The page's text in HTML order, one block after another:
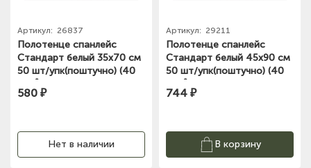
Артикул: 26837
Полотенце спанлейс
Стандарт белый 35х70 см
50 шт/упк(поштучно) (40
580 ₽
Нет в наличии
Артикул: 29211
Полотенце спанлейс
Стандарт белый 45х90 см
50 шт/упк(поштучно) (40
744 ₽
В корзину